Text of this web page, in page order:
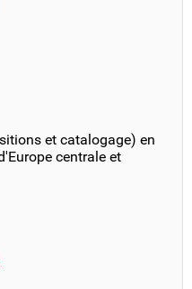
et catalogage) en
centrale et